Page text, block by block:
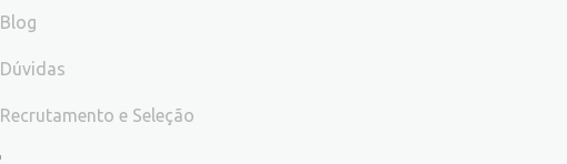
Blog
Dúvidas
Recrutamento e Seleção